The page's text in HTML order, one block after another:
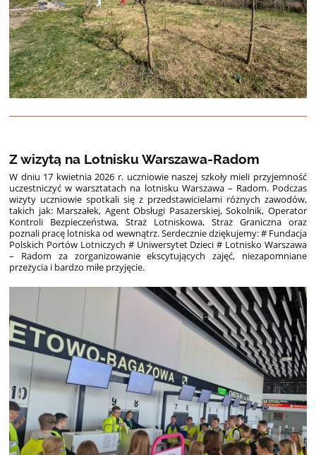
Z wizytą na Lotnisku Warszawa-Radom
W dniu 17 kwietnia 2026 r. uczniowie naszej szkoły mieli przyjemność
uczestniczyć w warsztatach na lotnisku Warszawa – Radom. Podczas
wizyty uczniowie spotkali się z przedstawicielami różnych zawodów,
takich jak: Marszałek, Agent Obsługi Pasażerskiej, Sokolnik, Operator
Kontroli Bezpieczeństwa, Straż Lotniskowa, Straż Graniczna oraz
poznali pracę lotniska od wewnątrz. Serdecznie dziękujemy: # Fundacja
Polskich Portów Lotniczych # Uniwersytet Dzieci # Lotnisko Warszawa
– Radom za zorganizowanie ekscytujących zajęć, niezapomniane
przeżycia i bardzo miłe przyjęcie.